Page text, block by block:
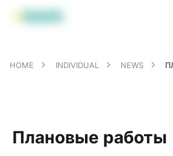
MBANK Products
HOME INDIVIDUAL NEWS
Плановые работы